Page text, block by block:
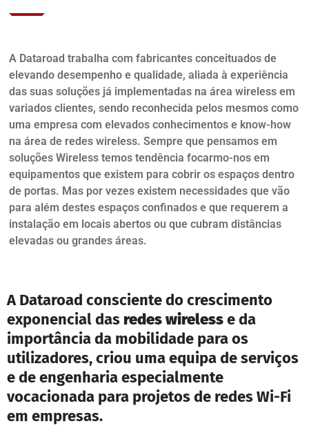
A Dataroad trabalha com fabricantes conceituados de
elevando desempenho e qualidade, aliada à experiência
das suas soluções já implementadas na área wireless em
variados clientes, sendo reconhecida pelos mesmos como
uma empresa com elevados conhecimentos e know-how
na área de redes wireless. Sempre que pensamos em
soluções Wireless temos tendência focarmo-nos em
equipamentos que existem para cobrir os espaços dentro
de portas. Mas por vezes existem necessidades que vão
para além destes espaços confinados e que requerem a
instalação em locais abertos ou que cubram distâncias
elevadas ou grandes áreas.
A Dataroad consciente do crescimento
exponencial das redes wirelesse da
importância da mobilidade para os
utilizadores, criou uma equipa de serviços
e de engenharia especialmente
vocacionada para projetos de redes Wi-Fi
em empresas.